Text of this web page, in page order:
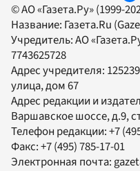
© АО «Газета.Ру» (1999-
Название: Газета.Ru
Учредитель:АО
7743625728
Адрес учредителя:
улица, дом 67
Адрес редакции и
Варшавское шоссе, д.9,
Телефон редакции:+7
Факс:+7 (495) 785-17-01
Электронная почта: